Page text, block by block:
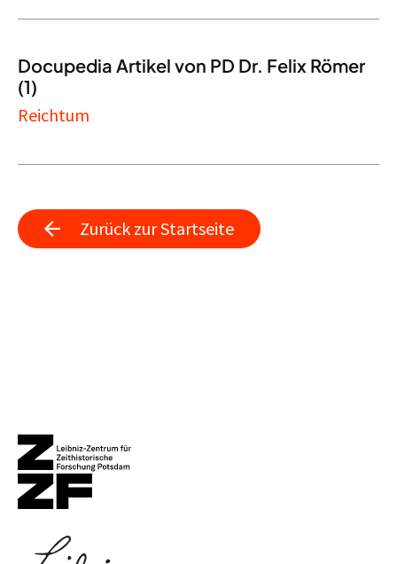
Docupedia Artikel von PD Dr. Felix Römer
(1)
Reichtum
Zurück zur Startseite